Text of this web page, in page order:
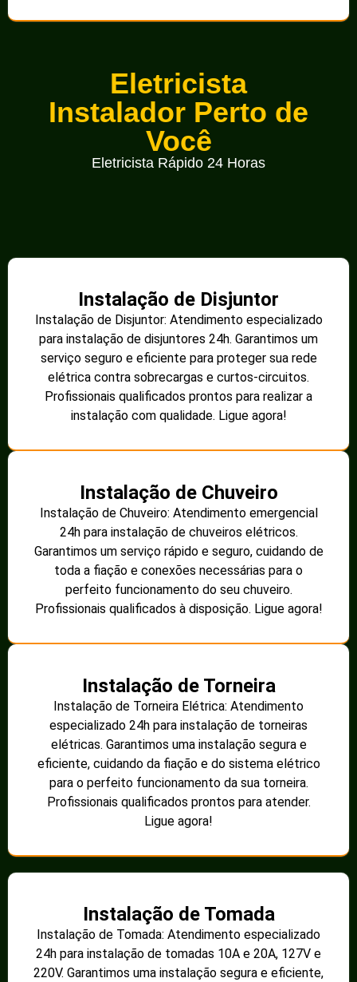
Eletricista
Instalador Perto de
Você
Eletricista Rápido 24 Horas
Instalação de Disjuntor
Instalação de Disjuntor: Atendimento especializado
para instalação de disjuntores 24h. Garantimos um
serviço seguro e eficiente para proteger sua rede
elétrica contra sobrecargas e curtos-circuitos.
Profissionais qualificados prontos para realizar a
instalação com qualidade. Ligue agora!
Instalação de Chuveiro
Instalação de Chuveiro: Atendimento emergencial
24h para instalação de chuveiros elétricos.
Garantimos um serviço rápido e seguro, cuidando de
toda a fiação e conexões necessárias para o
perfeito funcionamento do seu chuveiro.
Profissionais qualificados à disposição. Ligue agora!
Instalação de Torneira
Instalação de Torneira Elétrica: Atendimento
especializado 24h para instalação de torneiras
elétricas. Garantimos uma instalação segura e
eficiente, cuidando da fiação e do sistema elétrico
para o perfeito funcionamento da sua torneira.
Profissionais qualificados prontos para atender.
Ligue agora!
Instalação de Tomada
Instalação de Tomada: Atendimento especializado
24h para instalação de tomadas 10A e 20A, 127V e
220V. Garantimos uma instalação segura e eficiente,